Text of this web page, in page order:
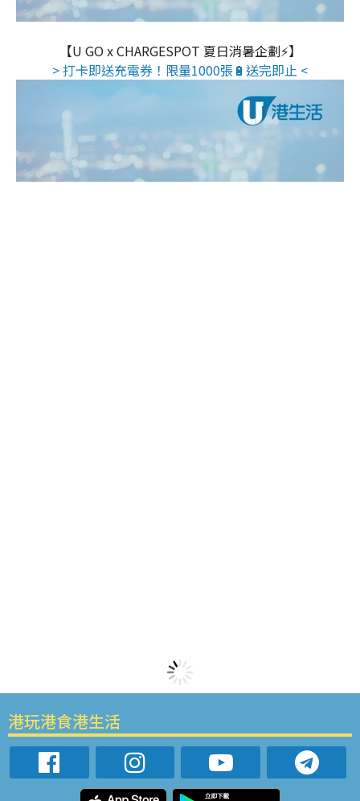
【U GO x CHARGESPOT 夏日消暑企劃⚡】
> 打卡即送充電券！限量1000張🔋送完即止 <
港玩港食港生活